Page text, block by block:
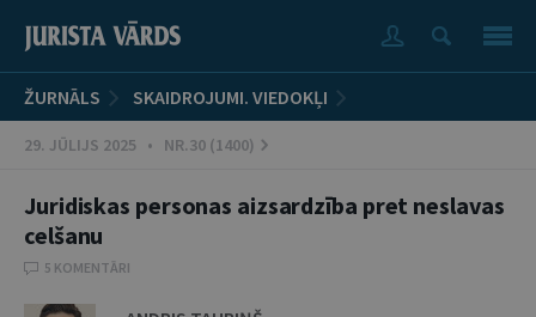
ŽURNĀLS SKAIDROJUMI. VIEDOKĻI
29. JŪLIJS 2025 • NR.30 (1400)
Juridiskas personas aizsardzība pret neslavas
celšanu
5 KOMENTĀRI